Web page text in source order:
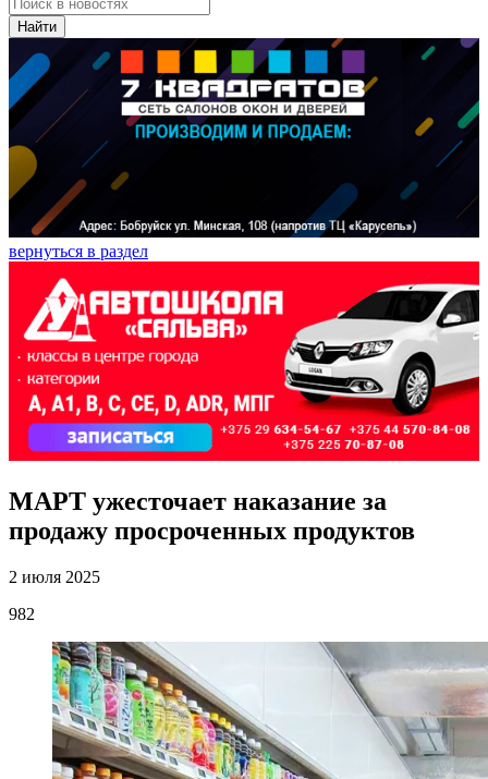
Найти
вернуться в раздел
МАРТ ужесточает наказание за
продажу просроченных продуктов
2 июля 2025
982